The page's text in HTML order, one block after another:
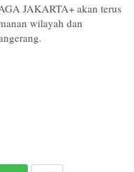
JAKARTA+ akan terus
wilayah dan